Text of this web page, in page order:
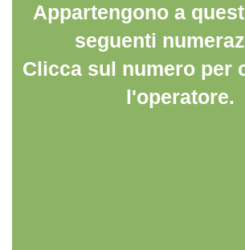
Appartengono a
seguenti
Clicca sul numero per
l'operatore.